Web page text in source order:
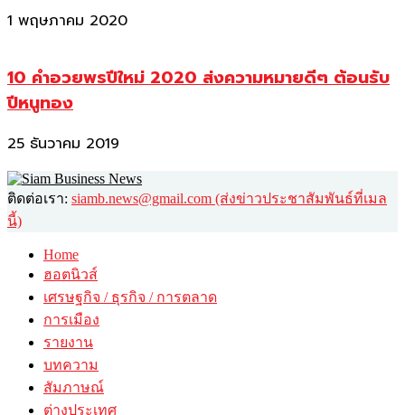
1 พฤษภาคม 2020
10 คำอวยพรปีใหม่ 2020 ส่งความหมายดีๆ ต้อนรับ
ปีหนูทอง
25 ธันวาคม 2019
ติดต่อเรา: siamb.news@gmail.com (ส่งข่าวประชาสัมพันธ์ที่เมล
นี้)
Home
ฮอตนิวส์
เศรษฐกิจ / ธุรกิจ / การตลาด
การเมือง
รายงาน
บทความ
สัมภาษณ์
ต่างประเทศ